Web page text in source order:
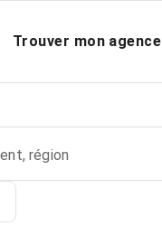
Trouver mon agence
région